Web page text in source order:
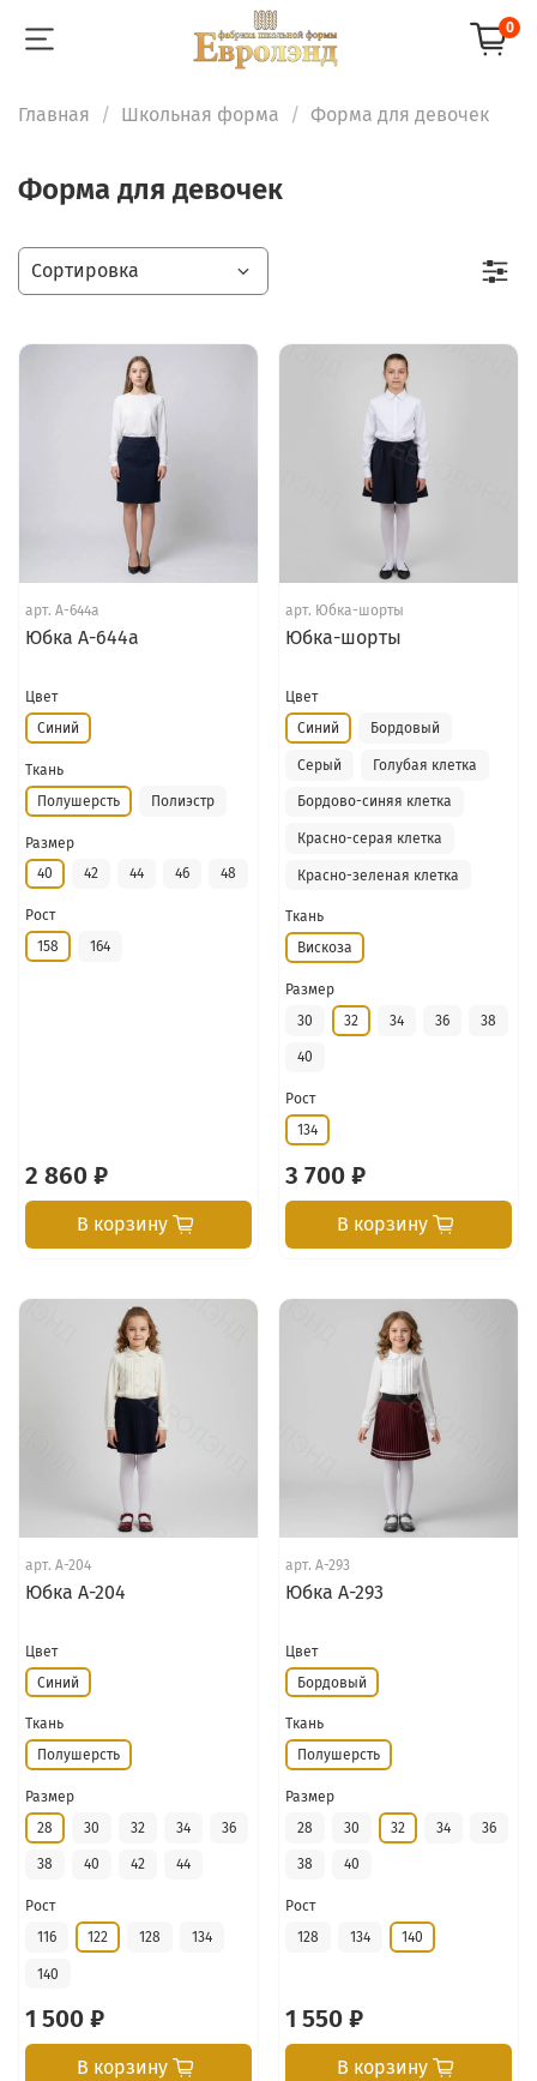
0
Главная Школьная форма Форма для девочек
Форма для девочек
арт. А-644а
Юбка А-644а
Цвет
Синий
Ткань
Полушерсть
Полиэстр
Размер
40
42 44 46 48
Рост
158
164
2 860 ₽
В корзину
арт. Юбка-шорты
Юбка-шорты
Цвет
Синий
Бордовый
Серый Голубая клетка
Бордово-синяя клетка
Красно-серая клетка
Красно-зеленая клетка
Ткань
Вискоза
Размер
30
32 34 36 38
40
Рост
134
3 700 ₽
В корзину
арт. А-204
Юбка А-204
Цвет
Синий
Ткань
Полушерсть
Размер
28
30 32 34 36
38 40 42 44
Рост
116
122 128 134
140
1 500 ₽
В корзину
арт. А-293
Юбка А-293
Цвет
Бордовый
Ткань
Полушерсть
Размер
28
30 32 34 36
38 40
Рост
128
134 140
1 550 ₽
В корзину